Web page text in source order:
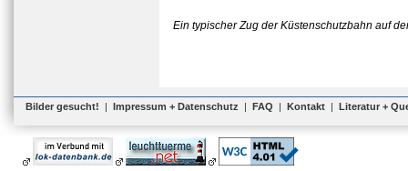
Ein typischer Zug der Küstenschutzbahn auf
Bilder gesucht! | Impressum + Datenschutz | FAQ | Kontakt | Literatur +